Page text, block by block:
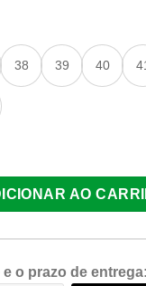
38 39 40
Estilo e
AO
o prazo de entrega: